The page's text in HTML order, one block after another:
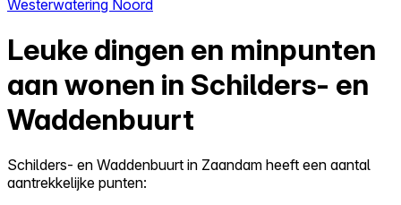
Westerwatering Noord
Leuke dingen en minpunten
aan wonen in Schilders- en
Waddenbuurt
Schilders- en Waddenbuurt in Zaandam heeft een aantal
aantrekkelijke punten: